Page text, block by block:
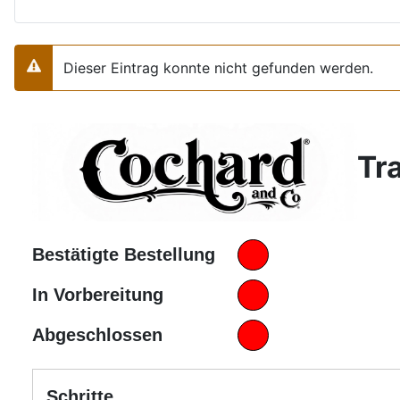
Warnung
Dieser Eintrag konnte nicht gefunden werden.
Bestätigte Bestellung
In Vorbereitung
Abgeschlossen